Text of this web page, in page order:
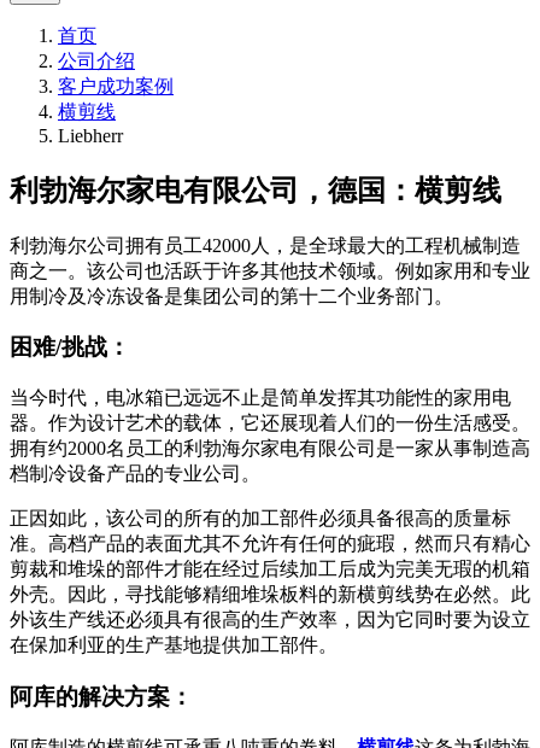
首页
公司介绍
客户成功案例
横剪线
Liebherr
利勃海尔家电有限公司，德国：横剪线
利勃海尔公司拥有员工42000人，是全球最大的工程机械制造
商之一。该公司也活跃于许多其他技术领域。例如家用和专业
用制冷及冷冻设备是集团公司的第十二个业务部门。
困难/挑战：
当今时代，电冰箱已远远不止是简单发挥其功能性的家用电
器。作为设计艺术的载体，它还展现着人们的一份生活感受。
拥有约2000名员工的利勃海尔家电有限公司是一家从事制造高
档制冷设备产品的专业公司。
正因如此，该公司的所有的加工部件必须具备很高的质量标
准。高档产品的表面尤其不允许有任何的疵瑕，然而只有精心
剪裁和堆垛的部件才能在经过后续加工后成为完美无瑕的机箱
外壳。因此，寻找能够精细堆垛板料的新横剪线势在必然。此
外该生产线还必须具有很高的生产效率，因为它同时要为设立
在保加利亚的生产基地提供加工部件。
阿库的解决方案：